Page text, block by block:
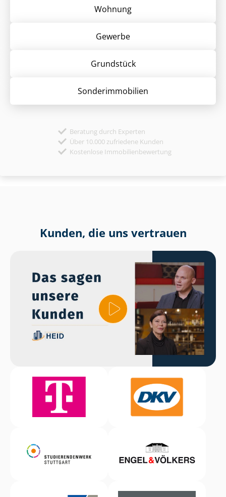
Wohnung
Gewerbe
Grund­stück
Sonder­immobilien
Beratung durch Experten
Über 10.000 zufriedene Kunden
Kostenlose Immobilienbewertung
Kunden, die uns vertrauen